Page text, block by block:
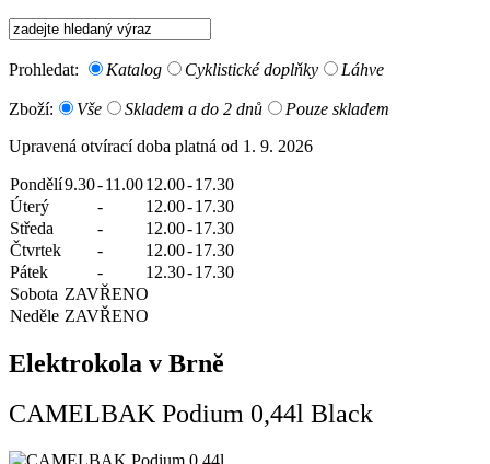
Prohledat: Katalog Cyklistické doplňky Láhve
Zboží: Vše Skladem a do 2 dnů
Pouze skladem
Upravená otvírací doba platná od 1. 9. 2026
Pondělí9.30-11.0012.00-17.30
Úterý
- 12.00-17.30
Středa
- 12.00-17.30
Čtvrtek
- 12.00-17.30
Pátek
- 12.30-17.30
Sobota ZAVŘENO
Neděle ZAVŘENO
Elektrokola v Brně
CAMELBAK Podium 0,44l Black